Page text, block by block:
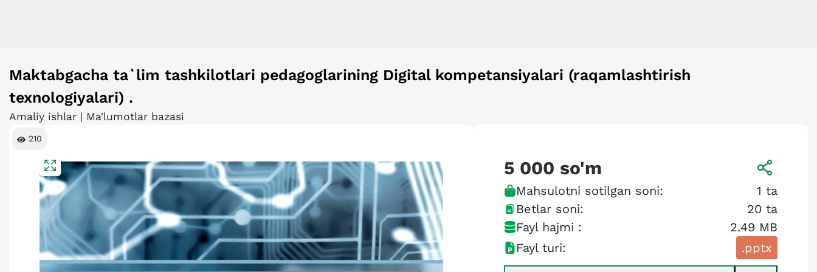
Maktabgacha ta`lim tashkilotlari pedagoglarining Digital kompetansiyalari (raqamlashtirish
texnologiyalari) .
Amaliy ishlar | Ma'lumotlar bazasi
210
5 000 so'm
Mahsulotni sotilgan soni: 1 ta
Betlar soni:
20 ta
Fayl hajmi :
2.49 MB
Fayl turi:
.pptx